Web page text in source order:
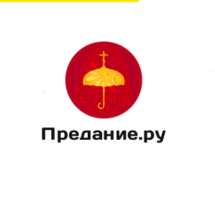
Предание.ру